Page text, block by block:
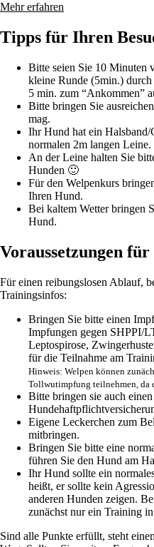
Mehr erfahren
Tipps für Ihren
Bitte seien Sie 10 Minuten
kleine Runde (5min.)
5 min. zum “Ankommen”
Bitte bringen Sie
mag.
Ihr Hund hat ein
normalen 2m langen Leine.
An der Leine halten Sie
Hunden 🙂
Für den Welpenkurs
Ihren Hund.
Bei kaltem Wetter bringen
Hund.
Voraussetzungen
Für einen reibungslosen Ablauf,
Trainingsinfos:
Bringen Sie bitte einen
Impfungen gegen SHPPI/
Leptospirose,
für die Teilnahme am
Hinweis: Welpen können
Tollwutimpfung teilnehmen, da
Bitte bringen sie auch
Eigene Leckerchen zum
mitbringen.
Bringen Sie bitte eine
führen Sie den Hund am
Ihr Hund sollte ein
heißt, er sollte kein
anderen Hunden zeigen.
zunächst nur ein Training
Sind alle Punkte erfüllt, steht